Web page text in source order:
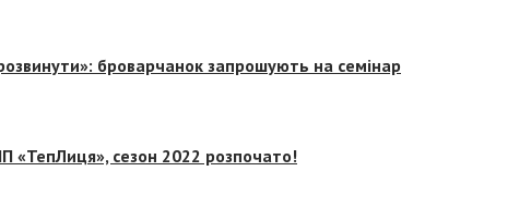
броварчанок запрошують на семінар
«ТепЛиця», сезон 2022 розпочато!